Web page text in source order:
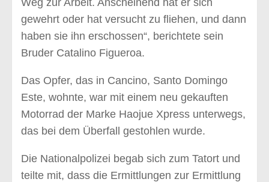
Weg zur Arbeit. Anscheinend hat er sich
gewehrt oder hat versucht zu fliehen, und dann
haben sie ihn erschossen“, berichtete sein
Bruder Catalino Figueroa.
Das Opfer, das in Cancino, Santo Domingo
Este, wohnte, war mit einem neu gekauften
Motorrad der Marke Haojue Xpress unterwegs,
das bei dem Überfall gestohlen wurde.
Die Nationalpolizei begab sich zum Tatort und
teilte mit, dass die Ermittlungen zur Ermittlung